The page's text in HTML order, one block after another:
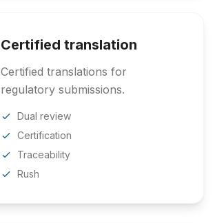
Certified translation
Certified translations for
regulatory submissions.
Dual review
Certification
Traceability
Rush